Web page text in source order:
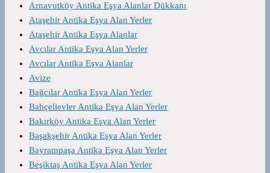
Arnavutköy Antika Eşya Alanlar Dükkanı
Ataşehir Antika Eşya Alan Yerler
Ataşehir Antika Eşya Alanlar
Avcılar Antika Eşya Alan Yerler
Avcılar Antika Eşya Alanlar
Avize
Bağcılar Antika Eşya Alan Yerler
Bahçelievler Antika Eşya Alan Yerler
Bakırköy Antika Eşya Alan Yerler
Başakşehir Antika Eşya Alan Yerler
Bayrampaşa Antika Eşya Alan Yerler
Beşiktaş Antika Eşya Alan Yerler